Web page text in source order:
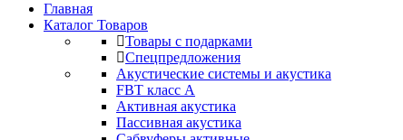
Главная
Каталог Товаров
Товары с подарками
Спецпредложения
Акустические системы и акустика
FBT класс А
Активная акустика
Пассивная акустика